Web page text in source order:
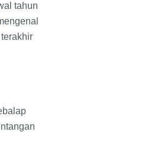
tahun